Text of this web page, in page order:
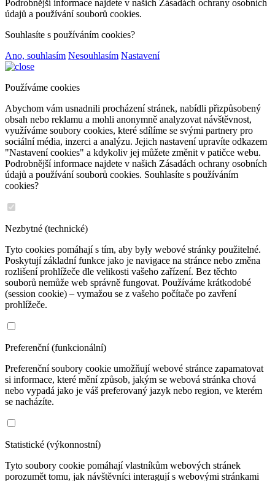
Podrobnější informace najdete v našich Zásadách ochrany osobních
údajů a používání souborů cookies.
Souhlasíte s používáním cookies?
Ano, souhlasím Nesouhlasím Nastavení
Používáme cookies
Abychom vám usnadnili procházení stránek, nabídli přizpůsobený
obsah nebo reklamu a mohli anonymně analyzovat návštěvnost,
využíváme soubory cookies, které sdílíme se svými partnery pro
sociální média, inzerci a analýzu. Jejich nastavení upravíte odkazem
"Nastavení cookies" a kdykoliv jej můžete změnit v patičce webu.
Podrobnější informace najdete v našich Zásadách ochrany osobních
údajů a používání souborů cookies. Souhlasíte s používáním
cookies?
Nezbytné (technické)
Tyto cookies pomáhají s tím, aby byly webové stránky použitelné.
Poskytují základní funkce jako je navigace na stránce nebo změna
rozlišení prohlížeče dle velikosti vašeho zařízení. Bez těchto
souborů nemůže web správně fungovat. Používáme krátkodobé
(session cookie) – vymažou se z vašeho počítače po zavření
prohlížeče.
Preferenční (funkcionální)
Preferenční soubory cookie umožňují webové stránce zapamatovat
si informace, které mění způsob, jakým se webová stránka chová
nebo vypadá jako je váš preferovaný jazyk nebo region, ve kterém
se nacházíte.
Statistické (výkonnostní)
Tyto soubory cookie pomáhají vlastníkům webových stránek
porozumět tomu, jak návštěvníci interagují s webovými stránkami